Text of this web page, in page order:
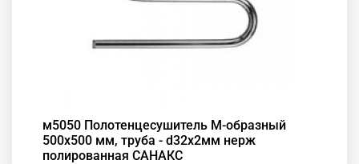
м5050 Полотенцесушитель М-образный
500х500 мм, труба - d32x2мм нерж
полированная САНАКС